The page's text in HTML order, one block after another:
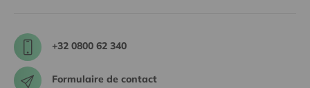
+32 0800 62 340
Formulaire de contact